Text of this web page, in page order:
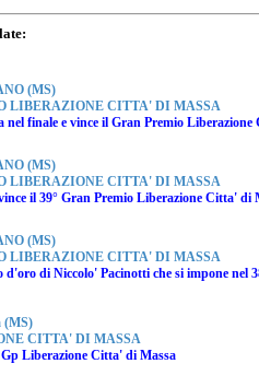
(MS)
LIBERAZIONE CITTA' DI MASSA
nel finale e vince il Gran Premio
(MS)
LIBERAZIONE CITTA' DI MASSA
il 39° Gran Premio Liberazione Citta' di
(MS)
LIBERAZIONE CITTA' DI MASSA
d'oro di Niccolo' Pacinotti che si impone nel
(MS)
CITTA' DI MASSA
Liberazione Citta' di Massa